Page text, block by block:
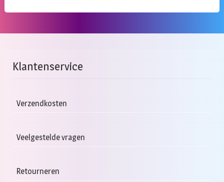
Klantenservice
Verzendkosten
Veelgestelde vragen
Retourneren